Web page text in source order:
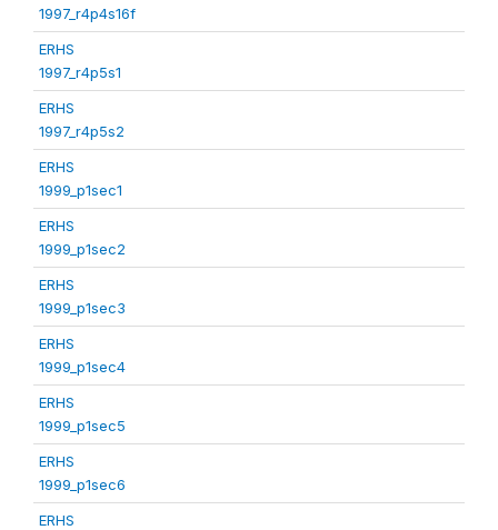
1997_r4p4s16f
ERHS
1997_r4p5s1
ERHS
1997_r4p5s2
ERHS
1999_p1sec1
ERHS
1999_p1sec2
ERHS
1999_p1sec3
ERHS
1999_p1sec4
ERHS
1999_p1sec5
ERHS
1999_p1sec6
ERHS